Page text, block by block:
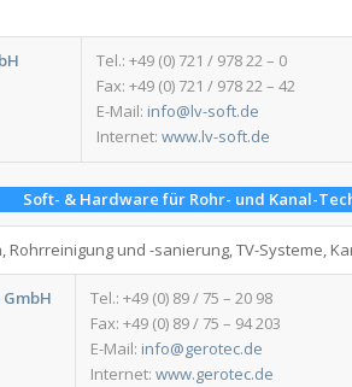
Tel.: +49 (0) 721 / 978 22 – 0
Fax: +49 (0) 721 / 978 22 – 42
E-Mail: info@lv-soft.de
Internet:www.lv-soft.de
Soft- & Hardware für Rohr- und Kanal-
und -sanierung, TV-Systeme,
Tel.: +49 (0) 89 / 75 – 20 98
Fax: +49 (0) 89 / 75 – 94 203
E-Mail: info@gerotec.de
Internet:www.gerotec.de